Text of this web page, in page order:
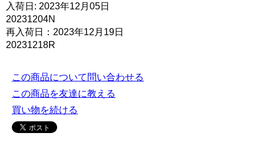
入荷日: 2023年12月05日
20231204N
再入荷日：2023年12月19日
20231218R
この商品について問い合わせる
この商品を友達に教える
買い物を続ける